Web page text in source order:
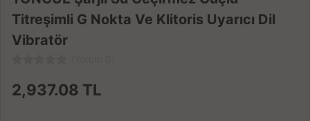
Titreşimli G Nokta Ve Klitoris Uyarıcı Dil
Vibratör
2,937.08 TL